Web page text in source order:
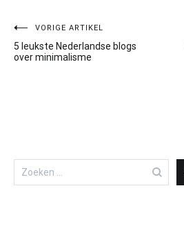
Bericht
navigatie
VORIGE ARTIKEL
5 leukste Nederlandse blogs
over minimalisme
naar: